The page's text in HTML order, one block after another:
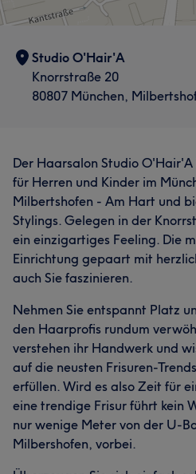
Studio O'Hair'A
Knorrstraße 20
80807 München,
Der Haarsalon Studio
für Herren und Kinder im
Milbertshofen - Am Hart und
Stylings. Gelegen in der
ein einzigartiges Feeling. Die
Einrichtung gepaart mit
auch Sie faszinieren.
Nehmen Sie entspannt Platz
den Haarprofis rundum
verstehen ihr Handwerk und
auf die neusten Frisuren-
erfüllen. Wird es also Zeit für
eine trendige Frisur führt kein
nur wenige Meter von der U-
Milbershofen, vorbei.